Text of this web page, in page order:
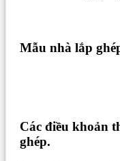
Mẫu nhà lắp
Các điều khoản
ghép.